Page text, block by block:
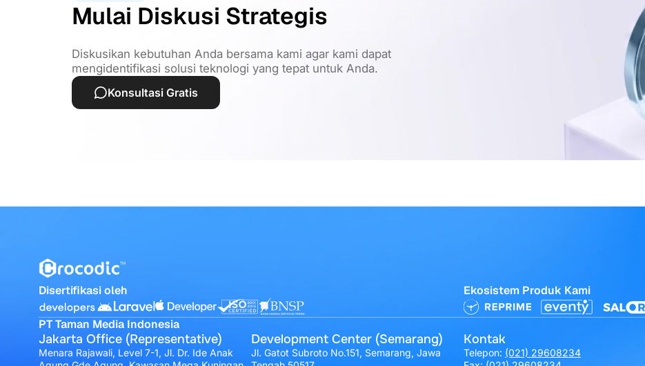
Mulai Diskusi Strategis
Diskusikan kebutuhan Anda bersama kami agar kami dapat
mengidentifikasi solusi teknologi yang tepat untuk Anda.
Konsultasi Gratis
Disertifikasi oleh Ekosistem Produk Kami
PT Taman Media Indonesia
Jakarta Office (Representative)
Menara Rajawali, Level 7-1, Jl. Dr. Ide Anak
Development Center (Semarang)
Jl. Gatot Subroto No.151, Semarang, Jawa
Kontak
Telepon: (021) 29608234